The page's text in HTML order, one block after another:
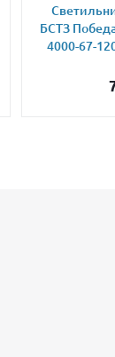
БСТЗ
4000-67-